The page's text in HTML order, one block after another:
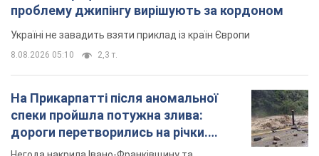
проблему джипінгу вирішують за кордоном
Україні не завадить взяти приклад із країн Європи
8.08.2026 05:10 2,3 т.
На Прикарпатті після аномальної
спеки пройшла потужна злива:
дороги перетворились на річки.
Відео